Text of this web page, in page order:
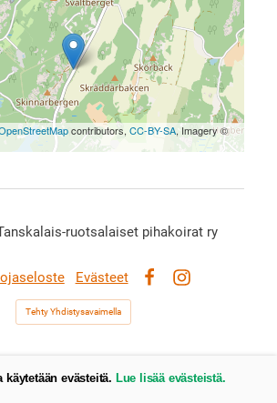
contributors, CC-BY-SA, Imagery ©
ruotsalaiset pihakoirat ry
Evästeet
Tehty Yhdistysavaimella
evästeitä. Lue lisää evästeistä.